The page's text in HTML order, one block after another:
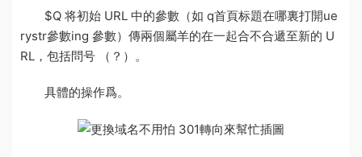
$Q 将初始 URL 中的參數（如 q首頁标題在哪裏打開ue
rystr參數ing 參數）傳兩個屬羊的在一起合不合遞至新的 U
RL，包括問号 （？）。
具體的操作爲。